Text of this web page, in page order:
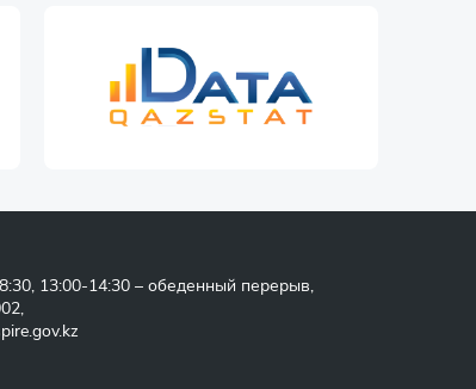
13:00-14:30 – обеденный перерыв,
,